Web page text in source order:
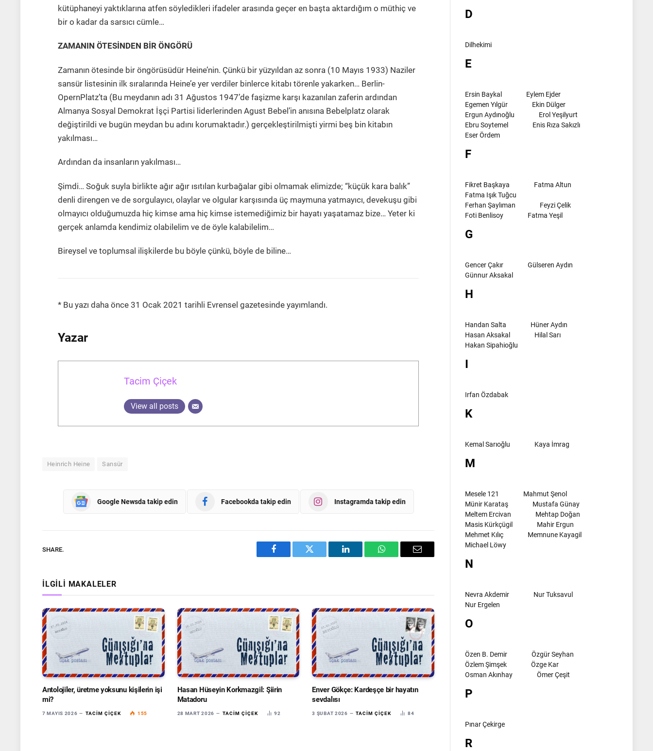
kütüphaneyi yaktıklarına atfen söyledikleri ifadeler arasında geçer en başta aktardığım o müthiç ve
bir o kadar da sarsıcı cümle…
ZAMANIN ÖTESİNDEN BİR ÖNGÖRÜ
Zamanın ötesinde bir öngörüsüdür Heine’nin. Çünkü bir yüzyıldan az sonra (10 Mayıs 1933) Naziler
sansür listesinin ilk sıralarında Heine’e yer verdiler binlerce kitabı törenle yakarken… Berlin-
OpernPlatz’ta (Bu meydanın adı 31 Ağustos 1947’de faşizme karşı kazanılan zaferin ardından
Almanya Sosyal Demokrat İşçi Partisi liderlerinden Agust Bebel’in anısına Bebelplatz olarak
değiştirildi ve bugün meydan bu adını korumaktadır.) gerçekleştirilmişti yirmi beş bin kitabın
yakılması…
Ardından da insanların yakılması…
Şimdi… Soğuk suyla birlikte ağır ağır ısıtılan kurbağalar gibi olmamak elimizde; “küçük kara balık”
denli direngen ve de sorgulayıcı, olaylar ve olgular karşısında üç maymuna yatmayıcı, devekuşu gibi
olmayıcı olduğumuzda hiç kimse ama hiç kimse istemediğimiz bir hayatı yaşatamaz bize… Yeter ki
gerçek anlamda kendimiz olabilelim ve de öyle kalabilelim…
Bireysel ve toplumsal ilişkilerde bu böyle çünkü, böyle de biline…
* Bu yazı daha önce 31 Ocak 2021 tarihli Evrensel gazetesinde yayımlandı.
Yazar
Tacim Çiçek
View all posts
Heinrich Heine Sansür
Google Newsda takip edin Facebookda takip edin Instagramda takip edin
SHARE.
Facebook Twitter LinkedIn WhatsAppEmail
İLGILI MAKALELER
Antolojiler, üretme yoksunu kişilerin işi
mi?
7 MAYIS 2026 TACIM ÇIÇEK 155
Hasan Hüseyin Korkmazgil: Şiirin
Matadoru
28 MART 2026 TACIM ÇIÇEK 92
Enver Gökçe: Kardeşçe bir hayatın
sevdalısı
3 ŞUBAT 2026 TACIM ÇIÇEK 84
D
Dilhekimi
E
Ersin Baykal
Eylem Ejder
Egemen Yılgür
Ekin Dülger
Ergun Aydınoğlu
Erol Yeşilyurt
Ebru Soytemel
Enis Rıza Sakızlı
Eser Ördem
F
Fikret Başkaya
Fatma Altun
Fatma Işık Tuğcu
Ferhan Şaylıman
Feyzi Çelik
Foti Benlisoy
Fatma Yeşil
G
Gencer Çakır
Gülseren Aydın
Günnur Aksakal
H
Handan Salta
Hüner Aydın
Hasan Aksakal
Hilal Sarı
Hakan Sipahioğlu
I
Irfan Özdabak
K
Kemal Sarıoğlu Kaya İmrag
M
Mesele 121
Mahmut Şenol
Münir Karataş
Mustafa Günay
Meltem Ercivan
Mehtap Doğan
Masis Kürkçügil
Mahir Ergun
Mehmet Kılıç
Memnune Kayagil
Michael Löwy
N
Nevra Akdemir
Nur Tuksavul
Nur Ergelen
O
Özen B. Demir
Özgür Seyhan
Özlem Şimşek
Özge Kar
Osman Akınhay
Ömer Çeşit
P
Pınar Çekirge
R